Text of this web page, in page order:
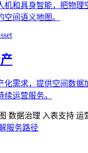
机和具身智能，把物理
间语义地图。
化需求，提供空间数据
运营服务。
数据治理 入表支持 运
服务路径